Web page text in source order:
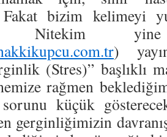
bizim kelimeyi
Nitekim
)
(Stres)” başlıklı
rağmen
küçük
gerginliğimizin